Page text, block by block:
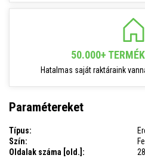
50.000+
Hatalmas saját raktáraink
Paramétereket
Típus:
Szín:
Oldalak száma [old.]: